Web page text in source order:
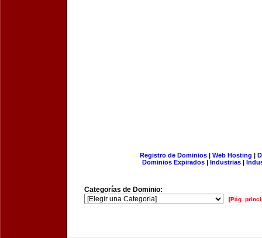
Registro de Dominios| Web Hosting |
Dominios Expirados | Industrias |
Categorías de Dominio:
[Pág.